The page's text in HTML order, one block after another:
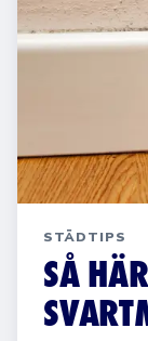
STÄDTIPS
SÅ